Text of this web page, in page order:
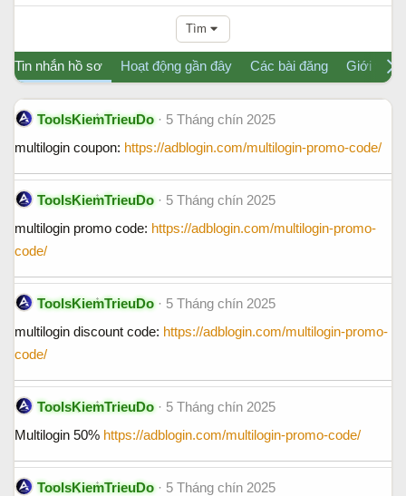
Tìm
Tin nhắn hồ sơ Hoạt động gần đây Các bài đăng Giới thiệu
ToolsKiemTrieuDo
5 Tháng chín 2025
multilogin coupon: https://adblogin.com/multilogin-promo-code/
ToolsKiemTrieuDo
5 Tháng chín 2025
multilogin promo code: https://adblogin.com/multilogin-promo-
code/
ToolsKiemTrieuDo
5 Tháng chín 2025
multilogin discount code: https://adblogin.com/multilogin-promo-
code/
ToolsKiemTrieuDo
5 Tháng chín 2025
Multilogin 50% https://adblogin.com/multilogin-promo-code/
ToolsKiemTrieuDo
5 Tháng chín 2025